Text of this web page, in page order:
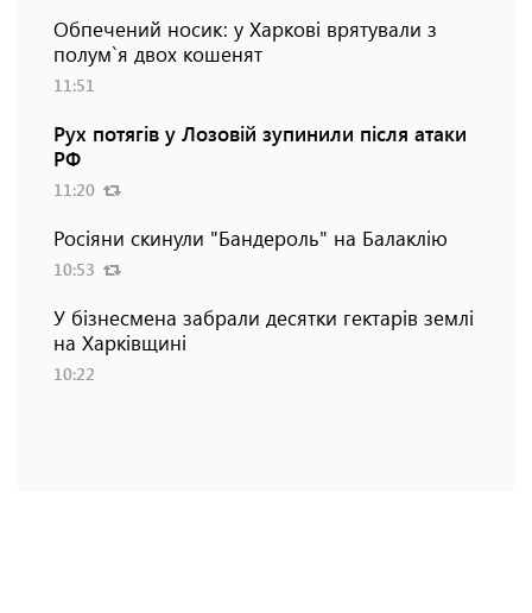
Обпечений носик: у Харкові врятували з
полум`я двох кошенят
11:51
Рух потягів у Лозовій зупинили після атаки
РФ
11:20
Росіяни скинули "Бандероль" на Балаклію
10:53
У бізнесмена забрали десятки гектарів землі
на Харківщині
10:22